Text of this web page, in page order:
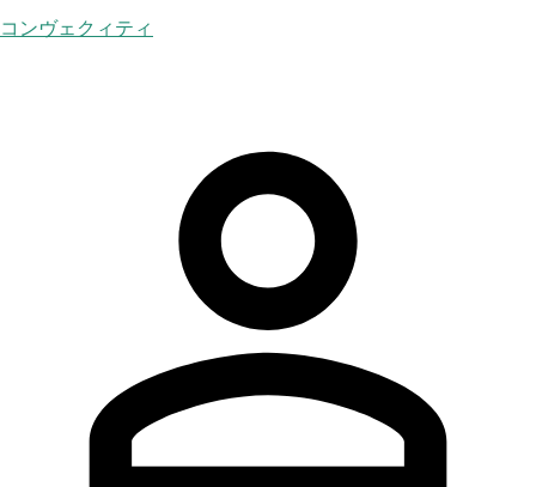
コンヴェクィティ